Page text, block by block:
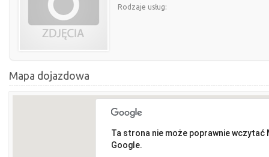
Rodzaje usług:
Mapa dojazdowa
Ta strona nie może poprawnie wczytać
Google.